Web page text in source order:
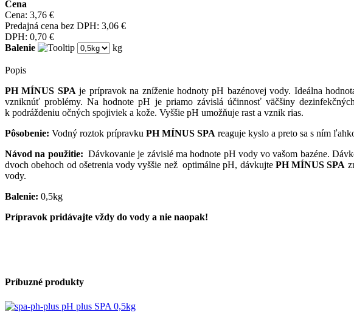
Cena
Cena: 3,76 €
Predajná cena bez DPH: 3,06 €
DPH: 0,70 €
Balenie
kg
Popis
PH MÍNUS SPA je prípravok na zníženie hodnoty pH bazénovej vody. Ideálna
vzniknúť problémy. Na hodnote pH je priamo závislá účinnosť väčšiny
k podráždeniu očných spojiviek a kože. Vyššie pH umožňuje rast a vznik rias.
Pôsobenie: Vodný roztok prípravku PH MÍNUS SPA reaguje kyslo a preto sa s ním
Návod na použitie: Dávkovanie je závislé ma hodnote pH vody vo vašom bazéne.
dvoch obehoch od ošetrenia vody vyššie než optimálne pH, dávkujte PH MÍNUS SPA
vody.
Balenie: 0,5kg
Prípravok pridávajte vždy do vody a nie naopak!
Príbuzné produkty
pH plus SPA 0,5kg